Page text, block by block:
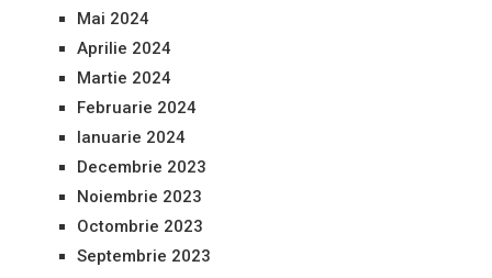
Mai 2024
Aprilie 2024
Martie 2024
Februarie 2024
Ianuarie 2024
Decembrie 2023
Noiembrie 2023
Octombrie 2023
Septembrie 2023